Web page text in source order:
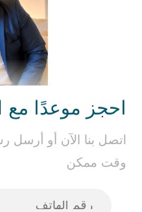
احجز موعدًا مع
اتصل بنا الآن أو
وقت ممكن